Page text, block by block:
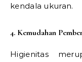
kendala ukuran.
4. Kemudahan
Higienitas